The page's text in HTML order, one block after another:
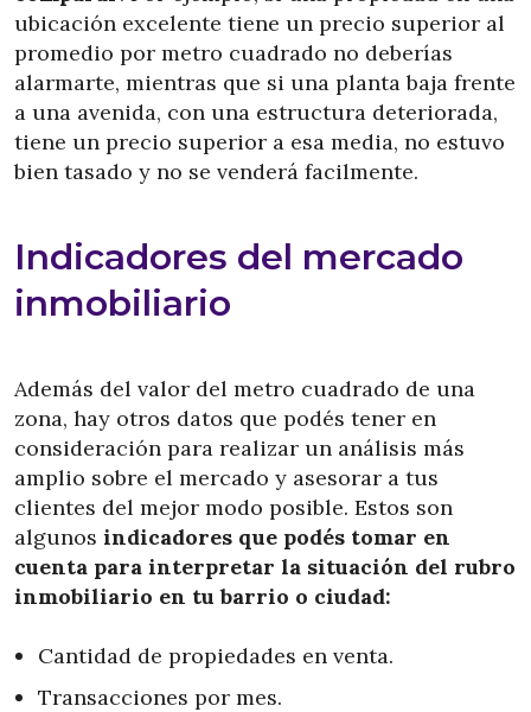
ubicación excelente tiene un precio superior al
promedio por metro cuadrado no deberías
alarmarte, mientras que si una planta baja frente
a una avenida, con una estructura deteriorada,
tiene un precio superior a esa media, no estuvo
bien tasado y no se venderá facilmente.
Indicadores del mercado
inmobiliario
Además del valor del metro cuadrado de una
zona, hay otros datos que podés tener en
consideración para realizar un análisis más
amplio sobre el mercado y asesorar a tus
clientes del mejor modo posible. Estos son
algunos indicadores que podés tomar en
cuenta para interpretar la situación del rubro
inmobiliario en tu barrio o ciudad:
Cantidad de propiedades en venta.
Transacciones por mes.